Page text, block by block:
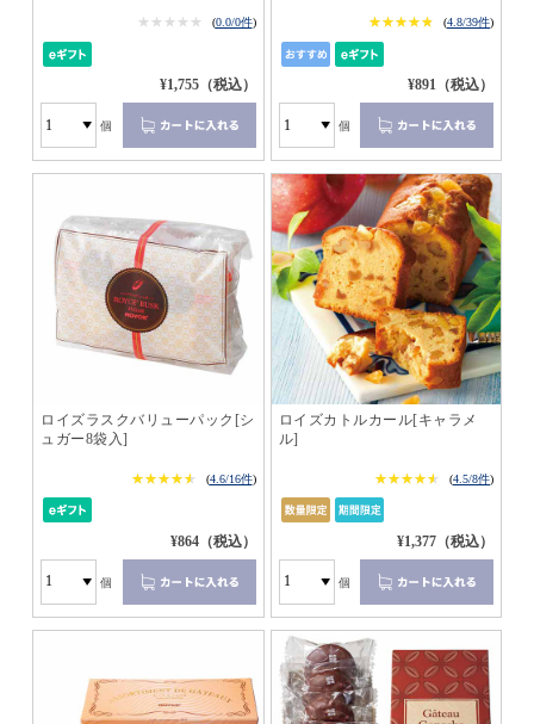
★★★★★
★★★★★ (0.0/0件)
¥1,755（税込）
個
★★★★★
★★★★★ (4.8/39件)
¥891（税込）
個
ロイズラスクバリューパック[シ
ュガー8袋入]
★★★★★
★★★★★ (4.6/16件)
¥864（税込）
個
ロイズカトルカール[キャラメ
ル]
★★★★★
★★★★★ (4.5/8件)
¥1,377（税込）
個